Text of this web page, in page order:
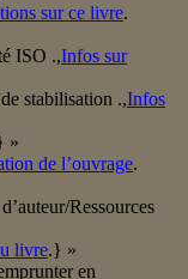
sur ce livre.
ISO .,Infos sur
stabilisation .,Infos
»
de l’ouvrage.
Ressources
livre.} »
en